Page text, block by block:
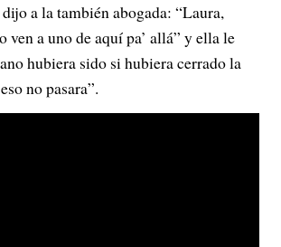
a la también abogada: “Laura,
ven a uno de aquí pa’ allá” y ella le
hubiera sido si hubiera cerrado la
no pasara”.